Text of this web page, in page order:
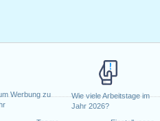
Werbung zu
Wie viele Arbeitstage im
Jahr 2026?